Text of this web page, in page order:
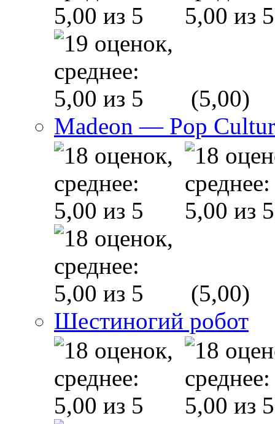
(5,00)
Madeon — Pop
(5,00)
Шестиногий робот